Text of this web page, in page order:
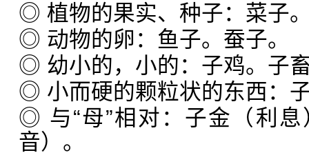
◎ 植物的果实、种子：菜子
◎ 动物的卵：鱼子。蚕子。
◎ 幼小的，小的：子鸡。子
◎ 小而硬的颗粒状的东西：
◎ 与“母”相对：子金（利
音）。